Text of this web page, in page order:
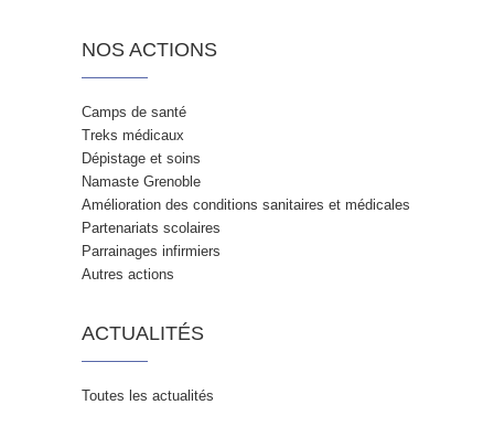
NOS ACTIONS
Camps de santé
Treks médicaux
Dépistage et soins
Namaste Grenoble
Amélioration des conditions sanitaires et médicales
Partenariats scolaires
Parrainages infirmiers
Autres actions
ACTUALITÉS
Toutes les actualités